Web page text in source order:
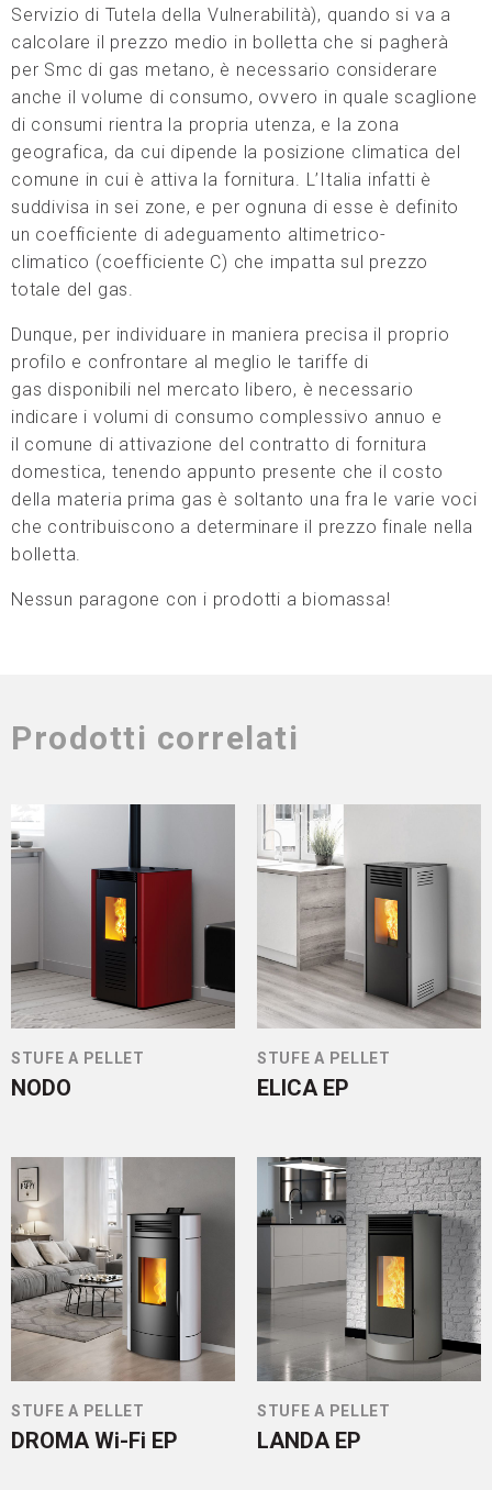
Servizio di Tutela della Vulnerabilità), quando si va a
calcolare il prezzo medio in bolletta che si pagherà
per Smc di gas metano, è necessario considerare
anche il volume di consumo, ovvero in quale scaglione
di consumi rientra la propria utenza, e la zona
geografica, da cui dipende la posizione climatica del
comune in cui è attiva la fornitura. L’Italia infatti è
suddivisa in sei zone, e per ognuna di esse è definito
un coefficiente di adeguamento altimetrico-
climatico (coefficiente C) che impatta sul prezzo
totale del gas.
Dunque, per individuare in maniera precisa il proprio
profilo e confrontare al meglio le tariffe di
gas disponibili nel mercato libero, è necessario
indicare i volumi di consumo complessivo annuo e
il comune di attivazione del contratto di fornitura
domestica, tenendo appunto presente che il costo
della materia prima gas è soltanto una fra le varie voci
che contribuiscono a determinare il prezzo finale nella
bolletta.
Nessun paragone con i prodotti a biomassa!
Prodotti correlati
STUFE A PELLET
NODO
STUFE A PELLET
ELICA EP
STUFE A PELLET
DROMA Wi-Fi EP
STUFE A PELLET
LANDA EP